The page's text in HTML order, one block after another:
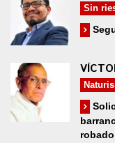
Sin